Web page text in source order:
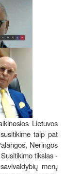
Lietuvos
taip pat
Neringos
tikslas -
merų